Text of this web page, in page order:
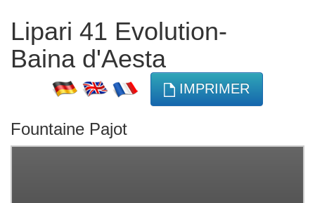
Lipari 41 Evolution-
Baina d'Aesta
IMPRIMER
Fountaine Pajot